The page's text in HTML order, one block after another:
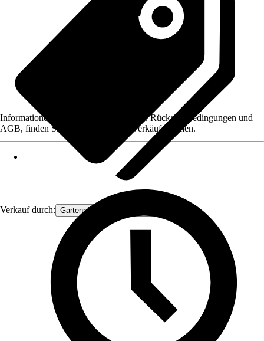
Verkauf durch: Gartenpflanzen Ammerland
Informationen des Verkäufers, wie z. B. Rückgabebedingungen und
AGB, finden Sie bei Klick auf den Verkäufernamen.